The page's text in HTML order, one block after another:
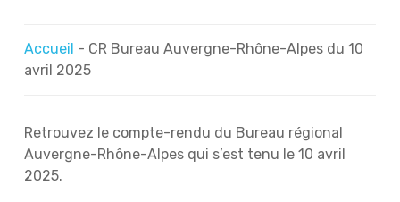
Accueil - CR Bureau Auvergne-Rhône-Alpes du 10
avril 2025
Retrouvez le compte-rendu du Bureau régional
Auvergne-Rhône-Alpes qui s’est tenu le 10 avril
2025.